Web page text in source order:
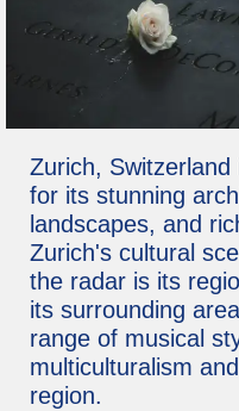
Zurich,
for its stunning
landscapes, and
Zurich's cultural
the radar is its
its surrounding
range of musical
multiculturalism
region.